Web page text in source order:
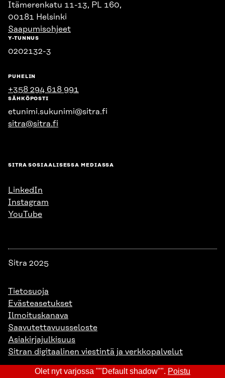
Itämerenkatu 11-13, PL 160,
00181 Helsinki
Saapumisohjeet
Y-TUNNUS
0202132-3
PUHELIN
+358 294 618 991
SÄHKÖPOSTI
etunimi.sukunimi@sitra.fi
sitra@sitra.fi
SITRA SOSIAALISESSA MEDIASSA
LinkedIn
Instagram
YouTube
Sitra 2025
Tietosuoja
Evästeasetukset
Ilmoituskanava
Saavutettavuusseloste
Asiakirjajulkisuus
Sitran digitaalinen viestintä ja verkkopalvelut
Olet nyt varjossa ""Default shadow"". Poistu